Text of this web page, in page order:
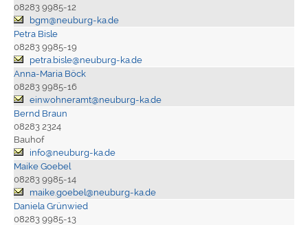
08283 9985-12
bgm@neuburg-ka.de
Petra Bisle
08283 9985-19
petra.bisle@neuburg-ka.de
Anna-Maria Böck
08283 9985-16
einwohneramt@neuburg-ka.de
Bernd Braun
08283 2324
Bauhof
info@neuburg-ka.de
Maike Goebel
08283 9985-14
maike.goebel@neuburg-ka.de
Daniela Grünwied
08283 9985-13